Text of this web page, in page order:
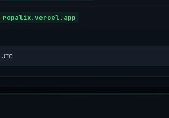
ropalix.vercel.app